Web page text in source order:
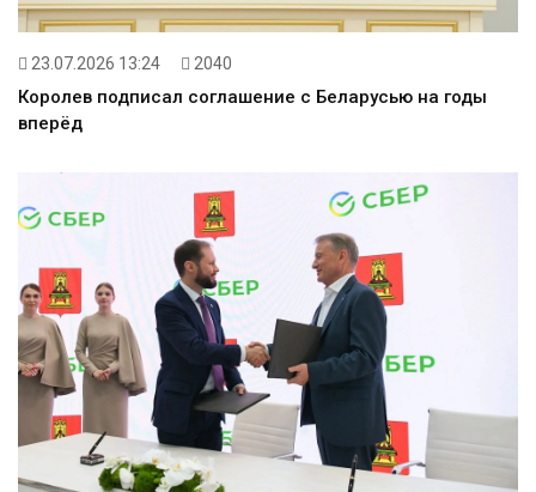
23.07.2026 13:24 2040
Королев подписал соглашение с Беларусью на годы
вперёд